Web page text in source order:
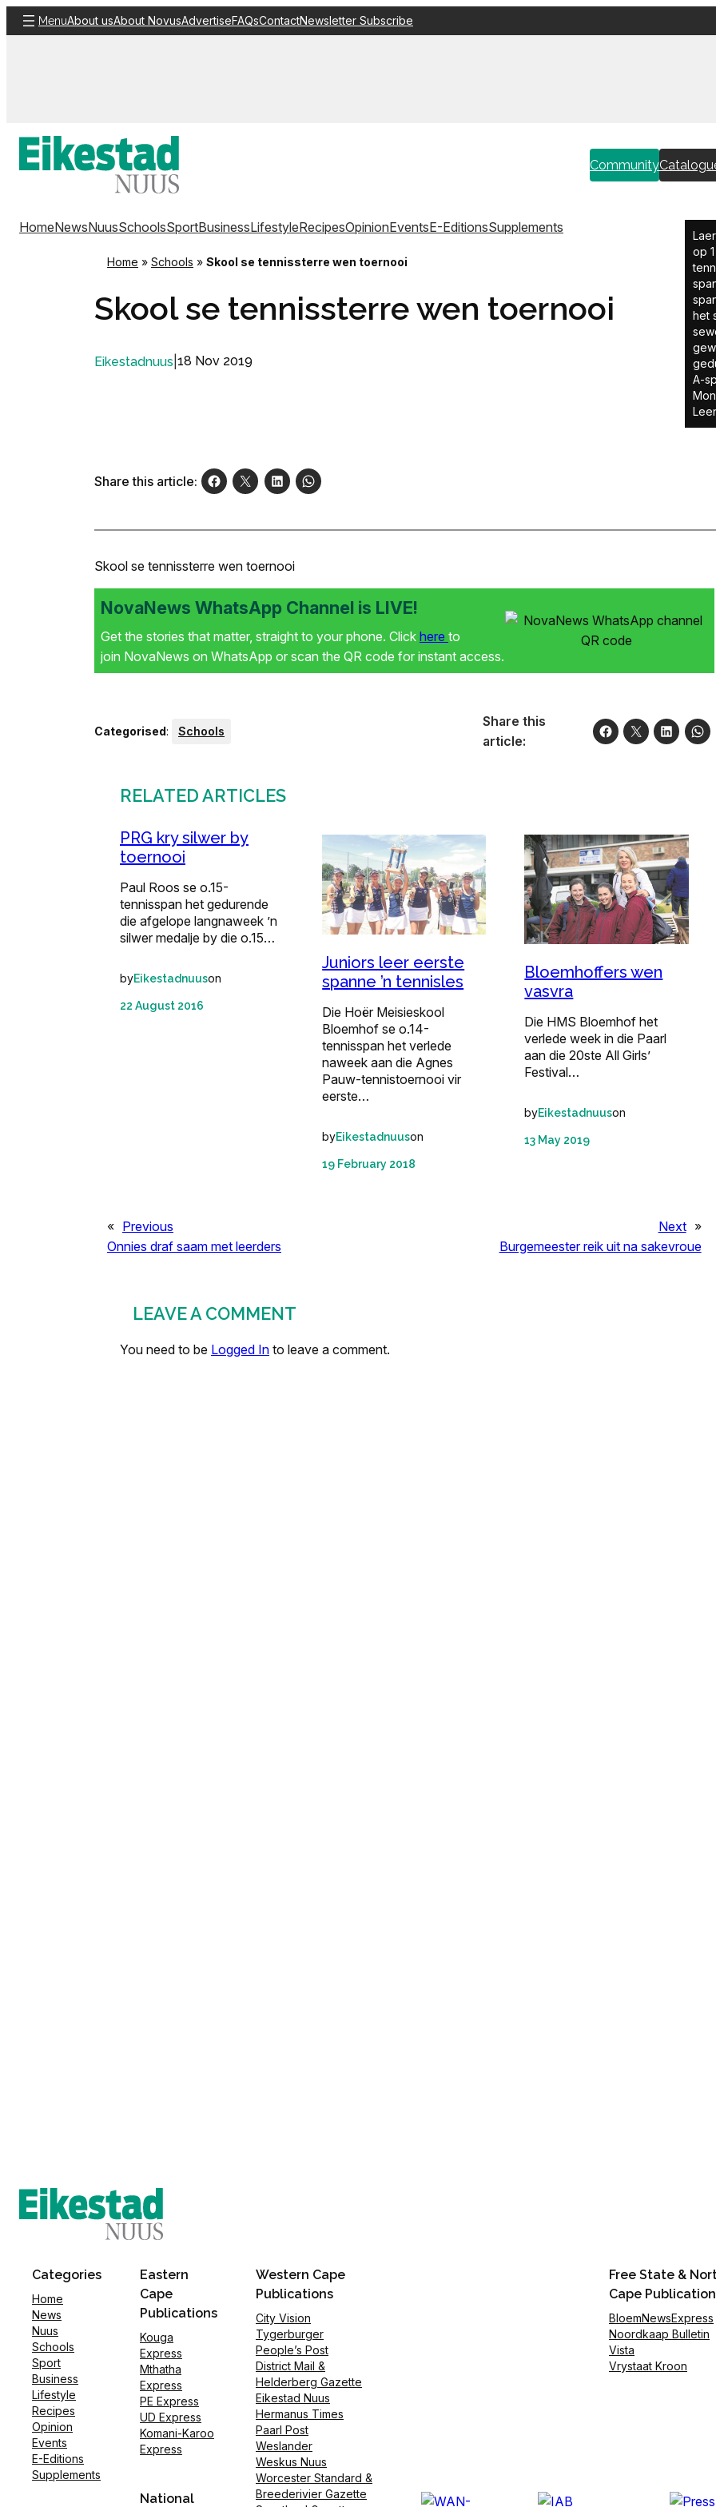
Skip
to
MenuAbout usAbout NovusAdvertiseFAQsContactNewsletter Subscribe
Community
HomeNewsNuusSchoolsSportBusinessLifestyleRecipesOpinionEventsE-EditionsSupplements
Home » Schools » Skool se tennissterre wen toernooi
Skool se tennissterre wen toernooi
Eikestadnuus 18 Nov 2019
Share this article:
op
het
A-
Skool se tennissterre wen toernooi
NovaNews WhatsApp Channel is LIVE!
Get the stories that matter, straight to your phone. Click here to
join NovaNews on WhatsApp or scan the QR code for instant access.
Categorised: Schools
Share this
article:
RELATED ARTICLES
PRG kry silwer by
toernooi
Paul Roos se o.15-
tennisspan het gedurende
die afgelope langnaweek ’n
silwer medalje by die o.15…
byEikestadnuuson
22 August 2016
Juniors leer eerste
spanne ’n tennisles
Die Hoër Meisieskool
Bloemhof se o.14-
tennisspan het verlede
naweek aan die Agnes
Pauw-tennistoernooi vir
eerste…
byEikestadnuuson
19 February 2018
Bloemhoffers wen
vasvra
Die HMS Bloemhof het
verlede week in die Paarl
aan die 20ste All Girls’
Festival…
byEikestadnuuson
13 May 2019
« Previous
Onnies draf saam met leerders
Next »
Burgemeester reik uit na sakevroue
LEAVE A COMMENT
You need to be Logged In to leave a comment.
Categories
Home
News
Nuus
Schools
Sport
Business
Lifestyle
Recipes
Opinion
Events
E-Editions
Supplements
Eastern
Cape
Publications
Kouga
Express
Mthatha
Express
PE Express
UD Express
Komani-Karoo
Express
National
Western Cape
Publications
City Vision
Tygerburger
People’s Post
District Mail &
Helderberg Gazette
Eikestad Nuus
Hermanus Times
Paarl Post
Weslander
Weskus Nuus
Worcester Standard &
Breederivier Gazette
Free State &
Cape
BloemNewsExpress
Noordkaap Bulletin
Vista
Vrystaat Kroon